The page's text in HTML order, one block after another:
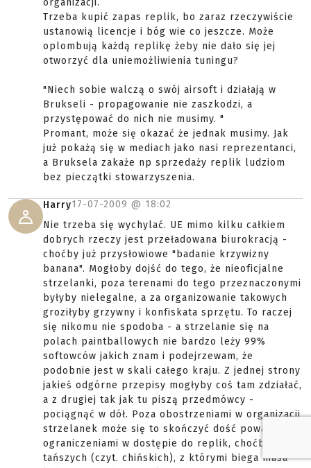
organizacji.
Trzeba kupić zapas replik, bo zaraz rzeczywiście
ustanowią licencje i bóg wie co jeszcze. Może
oplombują każdą replikę żeby nie dało się jej
otworzyć dla uniemożliwienia tuningu?
"Niech sobie walczą o swój airsoft i działają w
Brukseli - propagowanie nie zaszkodzi, a
przystępować do nich nie musimy. "
Promant, może się okazać że jednak musimy. Jak
już pokażą się w mediach jako nasi reprezentanci,
a Bruksela zakaże np sprzedaży replik ludziom
bez pieczątki stowarzyszenia.
Harry17-07-2009 @ 18:02
Nie trzeba się wychylać. UE mimo kilku całkiem
dobrych rzeczy jest przeładowana biurokracją -
choćby już przysłowiowe "badanie krzywizny
banana". Mogłoby dojść do tego, że nieoficjalne
strzelanki, poza terenami do tego przeznaczonymi
byłyby nielegalne, a za organizowanie takowych
groziłyby grzywny i konfiskata sprzętu. To raczej
się nikomu nie spodoba - a strzelanie się na
polach paintballowych nie bardzo leży 99%
softowców jakich znam i podejrzewam, że
podobnie jest w skali całego kraju. Z jednej strony
jakieś odgórne przepisy mogłyby coś tam zdziałać,
a z drugiej tak jak tu piszą przedmówcy -
pociągnąć w dół. Poza obostrzeniami w organizacji
strzelanek może się to skończyć dość poważnymi
ograniczeniami w dostępie do replik, choćby tych
tańszych (czyt. chińskich), z którymi biega masa